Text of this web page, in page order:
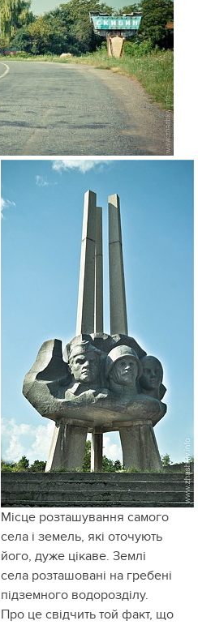
Місце розташування самого
села і земель, які оточують
його, дуже цікаве. Землі
села розташовані на гребені
підземного водорозділу.
Про це свідчить той факт, що